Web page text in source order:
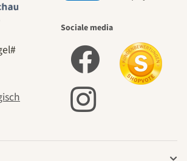
Sociale media